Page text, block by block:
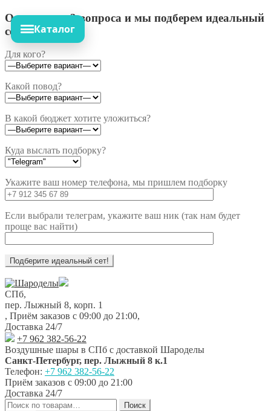
Ответьте на 3 вопроса и мы подберем идеальный
сет!
Для кого?
Какой повод?
В какой бюджет хотите уложиться?
Куда выслать подборку?
Укажите ваш номер телефона, мы пришлем подборку
Если выбрали телеграм, укажите ваш ник (так нам будет
проще вас найти)
Перейти
к
навигации
Перейти
к
содержимому
СПб,
пер. Лыжный 8, корп. 1
, Приём заказов с 09:00 до 21:00,
Доставка 24/7
+7 962 382-56-22
Воздушные шары в СПб с доставкой Шароделы
Санкт-Петербург, пер. Лыжный 8 к.1
Телефон: +7 962 382-56-22
Приём заказов с 09:00 до 21:00
Доставка 24/7
Искать:
Поиск
Каталог